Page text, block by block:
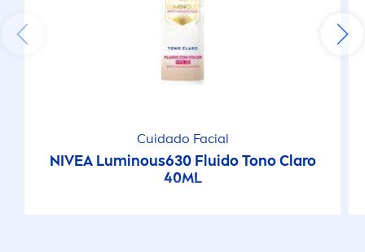
Cuidado Facial
NIVEA Luminous630 Fluido Tono Claro
40ML